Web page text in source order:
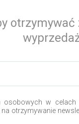
w
otrzymywanie